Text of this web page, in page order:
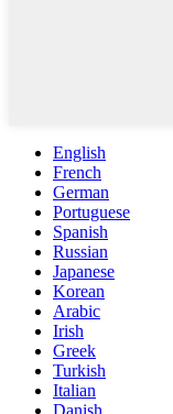
English
French
German
Portuguese
Spanish
Russian
Japanese
Korean
Arabic
Irish
Greek
Turkish
Italian
Danish